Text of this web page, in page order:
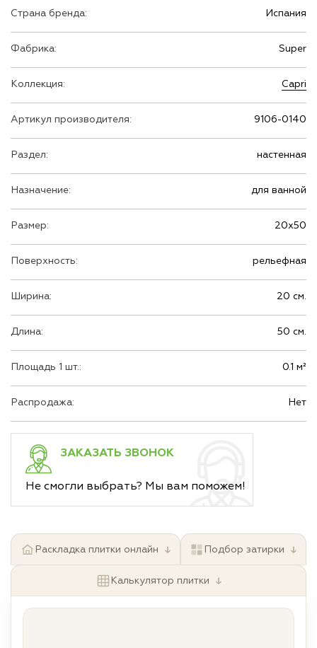
Страна бренда: Испания
Фабрика: Super
Коллекция: Capri
Артикул производителя: 9106-0140
Раздел: настенная
Назначение: для ванной
Размер: 20х50
Поверхность: рельефная
Ширина: 20 см.
Длина: 50 см.
Площадь 1 шт.: 0.1 м²
Распродажа: Нет
ЗАКАЗАТЬ ЗВОНОК
Не смогли выбрать? Мы вам поможем!
Раскладка плитки онлайн ↓ Подбор затирки ↓
Калькулятор плитки ↓